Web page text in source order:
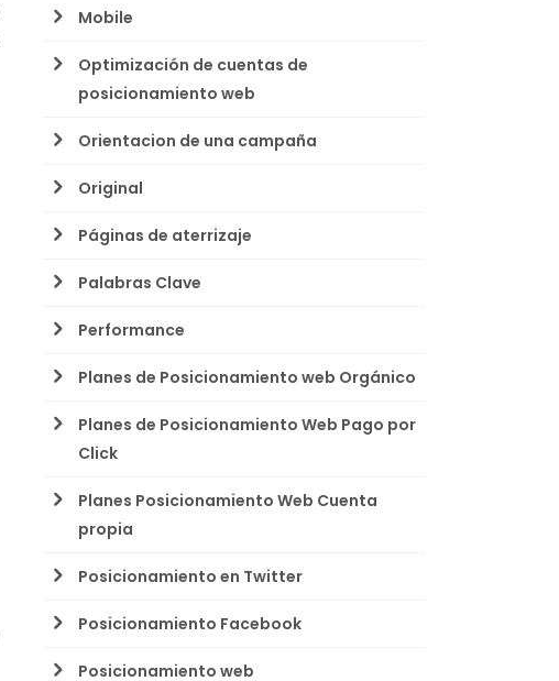
Mobile
Optimización de cuentas de
posicionamiento web
Orientacion de una campaña
Original
Páginas de aterrizaje
Palabras Clave
Performance
Planes de Posicionamiento web Orgánico
Planes de Posicionamiento Web Pago por
Click
Planes Posicionamiento Web Cuenta
propia
Posicionamiento en Twitter
Posicionamiento Facebook
Posicionamiento web